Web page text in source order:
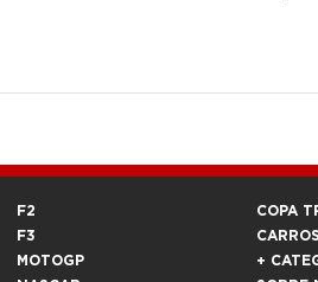
F2
F3
MOTOGP
COPA
CARROS
+